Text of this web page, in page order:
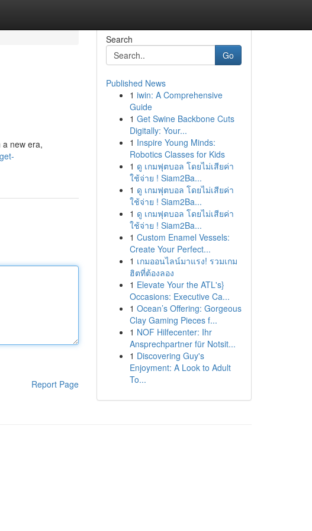
new era,
Report Page
Search
Go
Published News
1 iwin: A Comprehensive
Guide
1 Get Swine Backbone Cuts
Digitally: Your...
1 Inspire Young Minds:
Robotics Classes for Kids
1 ดู เกมฟุตบอล โดยไม่เสียค่า
ใช้จ่าย ! Siam2Ba...
1 ดู เกมฟุตบอล โดยไม่เสียค่า
ใช้จ่าย ! Siam2Ba...
1 ดู เกมฟุตบอล โดยไม่เสียค่า
ใช้จ่าย ! Siam2Ba...
1 Custom Enamel Vessels:
Create Your Perfect...
1 เกมออนไลน์มาแรง! รวมเกม
ฮิตที่ต้องลอง
1 Elevate Your the ATL's}
Occasions: Executive Ca...
1 Ocean’s Offering: Gorgeous
Clay Gaming Pieces f...
1 NOF Hilfecenter: Ihr
Ansprechpartner für Notsit...
1 Discovering Guy's
Enjoyment: A Look to Adult
To...